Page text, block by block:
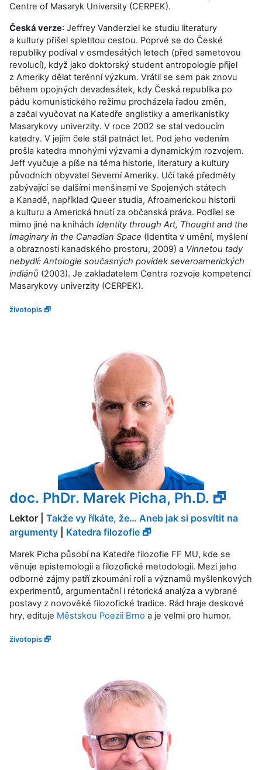
Centre of Masaryk University (CERPEK).
Česká verze: Jeffrey Vanderziel ke studiu literatury
a kultury přišel spletitou cestou. Poprvé se do České
republiky podíval v osmdesátých letech (před sametovou
revolucí), když jako doktorský student antropologie přijel
z Ameriky dělat terénní výzkum. Vrátil se sem pak znovu
během opojných devadesátek, kdy Česká republika po
pádu komunistického režimu procházela řadou změn,
a začal vyučovat na Katedře anglistiky a amerikanistiky
Masarykovy univerzity. V roce 2002 se stal vedoucím
katedry. V jejím čele stál patnáct let. Pod jeho vedením
prošla katedra mnohými výzvami a dynamickým rozvojem.
Jeff vyučuje a píše na téma historie, literatury a kultury
původních obyvatel Severní Ameriky. Učí také předměty
zabývající se dalšími menšinami ve Spojených státech
a Kanadě, například Queer studia, Afroamerickou historii
a kulturu a Americká hnutí za občanská práva. Podílel se
mimo jiné na knihách Identity through Art, Thought and the
Imaginary in the Canadian Space (Identita v umění, myšlení
a obraznosti kanadského prostoru, 2009) a Vinnetou tady
nebydlí: Antologie současných povídek severoamerických
indiánů (2003). Je zakladatelem Centra rozvoje kompetencí
Masarykovy univerzity (CERPEK).
životopis 🗗
doc. PhDr. Marek Picha, Ph.D. 🗗
Lektor | Takže vy říkáte, že… Aneb jak si posvítit na
argumenty
Katedra filozofie 🗗
Marek Picha působí na Katedře filozofie FF MU, kde se
věnuje epistemologii a filozofické metodologii. Mezi jeho
odborné zájmy patří zkoumání rolí a významů myšlenkových
experimentů, argumentační i rétorická analýza a vybrané
postavy z novověké filozofické tradice. Rád hraje deskové
hry, edituje Městskou Poezii Brno a je velmi pro humor.
životopis 🗗